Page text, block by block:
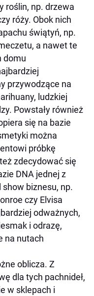
roślin, np. drzewa
róży. Obok nich
świątyń, np.
a nawet te
domu
przywodzące na
ludzkiej
Powstały również
się na bazie
można
próbkę
zdecydować się
DNA jednej z
biznesu, np.
czy Elvisa
odważnych,
i odrazę,
na nutach
oblicza. Z
dla tych pachnideł,
w sklepach i